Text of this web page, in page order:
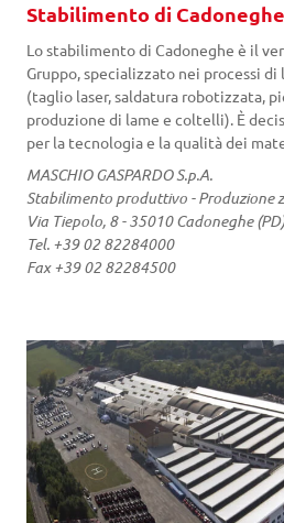
Stabilimento di
Lo stabilimento di Cadoneghe è il
Gruppo, specializzato nei processi
(taglio laser, saldatura robotizzata,
produzione di lame e coltelli). È
per la tecnologia e la qualità dei
MASCHIO GASPARDO S.p.A.
Stabilimento produttivo - Produzione
Via Tiepolo, 8 - 35010 Cadoneghe
Tel. +39 02 82284000
Fax +39 02 82284500